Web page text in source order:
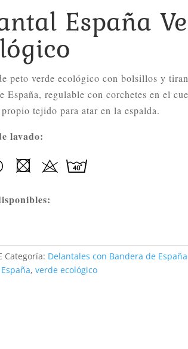
España
peto verde ecológico con bolsillos y
España, regulable con corchetes en el
tejido para atar en la espalda.
lavado:
Categoría: Delantales con Bandera de España
España,verde ecológico